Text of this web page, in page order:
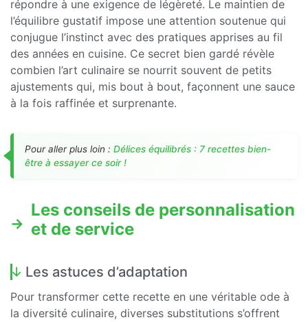
répondre à une exigence de légèreté. Le maintien de
l’équilibre gustatif impose une attention soutenue qui
conjugue l’instinct avec des pratiques apprises au fil
des années en cuisine. Ce secret bien gardé révèle
combien l’art culinaire se nourrit souvent de petits
ajustements qui, mis bout à bout, façonnent une sauce
à la fois raffinée et surprenante.
Pour aller plus loin : Délices équilibrés : 7 recettes bien-
être à essayer ce soir !
Les conseils de personnalisation
et de service
Les astuces d’adaptation
Pour transformer cette recette en une véritable ode à
la diversité culinaire, diverses substitutions s’offrent